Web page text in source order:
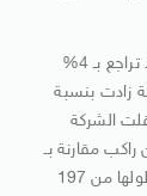
واضاف رئيس الشركة امام صحافيين ان اسعار الوقود تراجع بـ 4%
الشركة زادت بنسبة
دولار). ونقلت الشركة
العام الماضي بلغ 44.5 ملايين راكب مقارنة بـ
39.4 ملايين في العام السابق. كما زادت الشركة اسطولها من 197